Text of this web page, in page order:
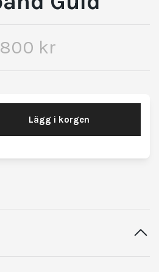
800 kr
Lägg i korgen